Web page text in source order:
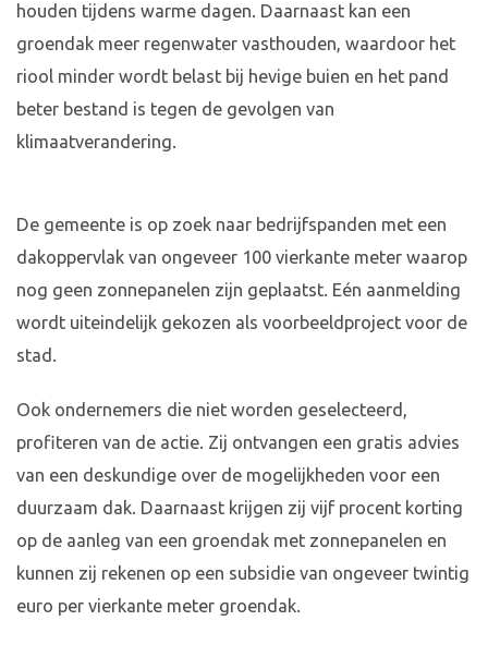
houden tijdens warme dagen. Daarnaast kan een
groendak meer regenwater vasthouden, waardoor het
riool minder wordt belast bij hevige buien en het pand
beter bestand is tegen de gevolgen van
klimaatverandering.
De gemeente is op zoek naar bedrijfspanden met een
dakoppervlak van ongeveer 100 vierkante meter waarop
nog geen zonnepanelen zijn geplaatst. Eén aanmelding
wordt uiteindelijk gekozen als voorbeeldproject voor de
stad.
Ook ondernemers die niet worden geselecteerd,
profiteren van de actie. Zij ontvangen een gratis advies
van een deskundige over de mogelijkheden voor een
duurzaam dak. Daarnaast krijgen zij vijf procent korting
op de aanleg van een groendak met zonnepanelen en
kunnen zij rekenen op een subsidie van ongeveer twintig
euro per vierkante meter groendak.